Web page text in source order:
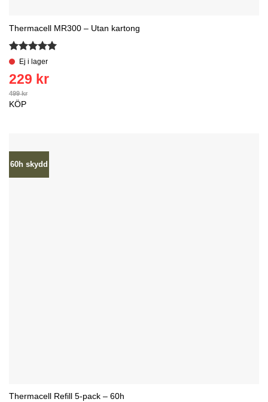
Thermacell MR300 – Utan kartong
Betygsatt
KÖP
60h skydd
Thermacell Refill 5-pack – 60h